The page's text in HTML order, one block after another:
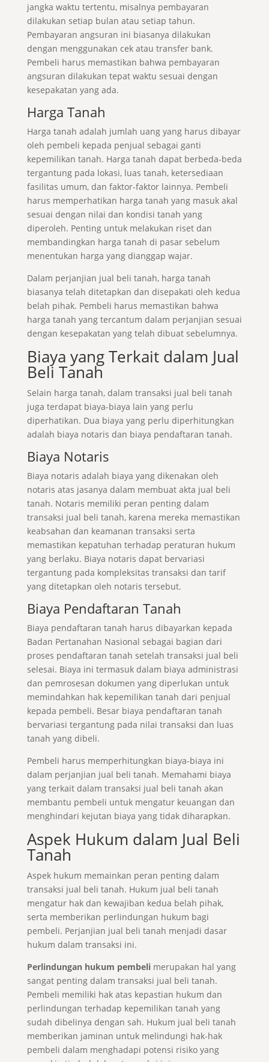
jangka waktu tertentu, misalnya pembayaran
dilakukan setiap bulan atau setiap tahun.
Pembayaran angsuran ini biasanya dilakukan
dengan menggunakan cek atau transfer bank.
Pembeli harus memastikan bahwa pembayaran
angsuran dilakukan tepat waktu sesuai dengan
kesepakatan yang ada.
Harga Tanah
Harga tanah adalah jumlah uang yang harus dibayar
oleh pembeli kepada penjual sebagai ganti
kepemilikan tanah. Harga tanah dapat berbeda-beda
tergantung pada lokasi, luas tanah, ketersediaan
fasilitas umum, dan faktor-faktor lainnya. Pembeli
harus memperhatikan harga tanah yang masuk akal
sesuai dengan nilai dan kondisi tanah yang
diperoleh. Penting untuk melakukan riset dan
membandingkan harga tanah di pasar sebelum
menentukan harga yang dianggap wajar.
Dalam perjanjian jual beli tanah, harga tanah
biasanya telah ditetapkan dan disepakati oleh kedua
belah pihak. Pembeli harus memastikan bahwa
harga tanah yang tercantum dalam perjanjian sesuai
dengan kesepakatan yang telah dibuat sebelumnya.
Biaya yang Terkait dalam Jual
Beli Tanah
Selain harga tanah, dalam transaksi jual beli tanah
juga terdapat biaya-biaya lain yang perlu
diperhatikan. Dua biaya yang perlu diperhitungkan
adalah biaya notaris dan biaya pendaftaran tanah.
Biaya Notaris
Biaya notaris adalah biaya yang dikenakan oleh
notaris atas jasanya dalam membuat akta jual beli
tanah. Notaris memiliki peran penting dalam
transaksi jual beli tanah, karena mereka memastikan
keabsahan dan keamanan transaksi serta
memastikan kepatuhan terhadap peraturan hukum
yang berlaku. Biaya notaris dapat bervariasi
tergantung pada kompleksitas transaksi dan tarif
yang ditetapkan oleh notaris tersebut.
Biaya Pendaftaran Tanah
Biaya pendaftaran tanah harus dibayarkan kepada
Badan Pertanahan Nasional sebagai bagian dari
proses pendaftaran tanah setelah transaksi jual beli
selesai. Biaya ini termasuk dalam biaya administrasi
dan pemrosesan dokumen yang diperlukan untuk
memindahkan hak kepemilikan tanah dari penjual
kepada pembeli. Besar biaya pendaftaran tanah
bervariasi tergantung pada nilai transaksi dan luas
tanah yang dibeli.
Pembeli harus memperhitungkan biaya-biaya ini
dalam perjanjian jual beli tanah. Memahami biaya
yang terkait dalam transaksi jual beli tanah akan
membantu pembeli untuk mengatur keuangan dan
menghindari kejutan biaya yang tidak diharapkan.
Aspek Hukum dalam Jual Beli
Tanah
Aspek hukum memainkan peran penting dalam
transaksi jual beli tanah. Hukum jual beli tanah
mengatur hak dan kewajiban kedua belah pihak,
serta memberikan perlindungan hukum bagi
pembeli. Perjanjian jual beli tanah menjadi dasar
hukum dalam transaksi ini.
Perlindungan hukum pembelimerupakan hal yang
sangat penting dalam transaksi jual beli tanah.
Pembeli memiliki hak atas kepastian hukum dan
perlindungan terhadap kepemilikan tanah yang
sudah dibelinya dengan sah. Hukum jual beli tanah
memberikan jaminan untuk melindungi hak-hak
pembeli dalam menghadapi potensi risiko yang